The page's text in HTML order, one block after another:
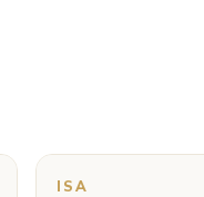
ISA